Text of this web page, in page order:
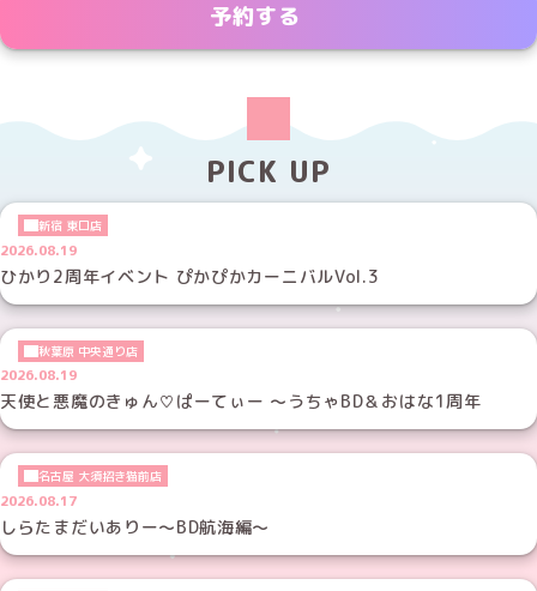
予約する
PICK UP
新宿 東口店
2026.08.19
ひかり2周年イベント ぴかぴかカーニバルVol.3
秋葉原 中央通り店
2026.08.19
天使と悪魔のきゅん♡ぱーてぃー ～うちゃBD＆おはな1周年
名古屋 大須招き猫前店
2026.08.17
しらたまだいありー～BD航海編～